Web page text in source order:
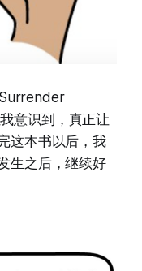
意识到，真正让
这本书以后，我
生之后，继续好